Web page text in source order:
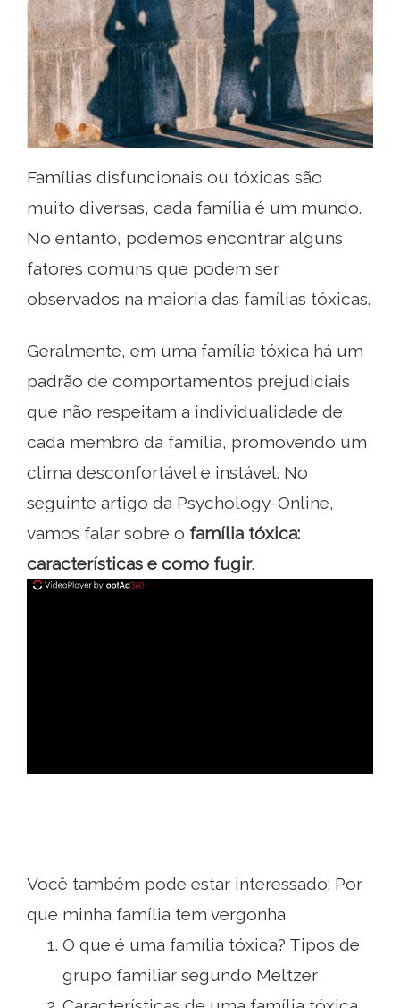
Famílias disfuncionais ou tóxicas são
muito diversas, cada família é um mundo.
No entanto, podemos encontrar alguns
fatores comuns que podem ser
observados na maioria das famílias tóxicas.
Geralmente, em uma família tóxica há um
padrão de comportamentos prejudiciais
que não respeitam a individualidade de
cada membro da família, promovendo um
clima desconfortável e instável. No
seguinte artigo da Psychology-Online,
vamos falar sobre o família tóxica:
características e como fugir.
Você também pode estar interessado: Por
que minha família tem vergonha
O que é uma família tóxica? Tipos de
grupo familiar segundo Meltzer